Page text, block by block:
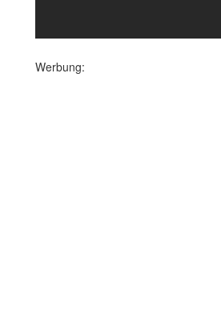
Werbung: